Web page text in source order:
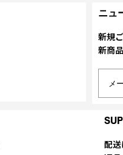
ニュ
新規
新商
メ
配